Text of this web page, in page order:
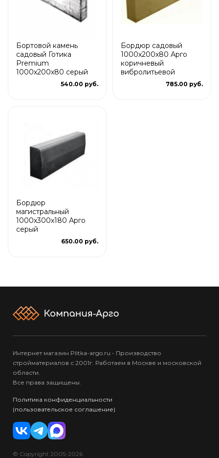
Бортовой камень
садовый Готика
Premium
1000х200х80 серый
540.00 руб.
Бордюр садовый
1000х200х80 Арго
коричневый
вибролитьевой
785.00 руб.
Бордюр
магистральный
1000х300х180 Арго
серый
650.00 руб.
Интернет магазин Plitka-argo.ru - Производство
стройматериалов с 2001г. Работаем в Москве и московской
области.
Все права защищены.
Политика конфиденциальности
(пользовательское соглашение)
© Copyright 2005-2026